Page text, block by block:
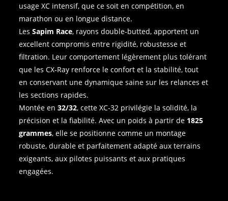
usage XC intensif, que ce soit en compétition, en
marathon ou en longue distance.
LesSapim Race, rayons double‑butted, apportent un
excellent compromis entre rigidité, robustesse et
filtration. Leur comportement légèrement plus tolérant
que les CX‑Ray renforce le confort et la stabilité, tout
en conservant une dynamique saine sur les relances et
les sections rapides.
Montée en32/32, cette XC‑32 privilégie la solidité, la
précision et la fiabilité. Avec un poids à partir de 1825
grammes, elle se positionne comme un montage
robuste, durable et parfaitement adapté aux terrains
exigeants, aux pilotes puissants et aux pratiques
engagées.